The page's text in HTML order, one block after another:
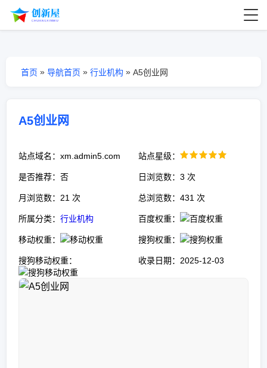
首页 » 导航首页 » 行业机构 » A5创业网
A5创业网
站点域名：xm.admin5.com 站点星级：
是否推荐：否 日浏览数：3 次
月浏览数：21 次 总浏览数：431 次
所属分类： 行业机构 百度权重：
移动权重： 搜狗权重：
搜狗移动权重： 收录日期：2025-12-03